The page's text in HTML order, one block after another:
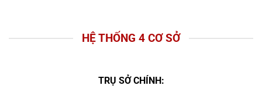
HỆ THỐNG 4 CƠ SỞ
TRỤ SỞ CHÍNH: